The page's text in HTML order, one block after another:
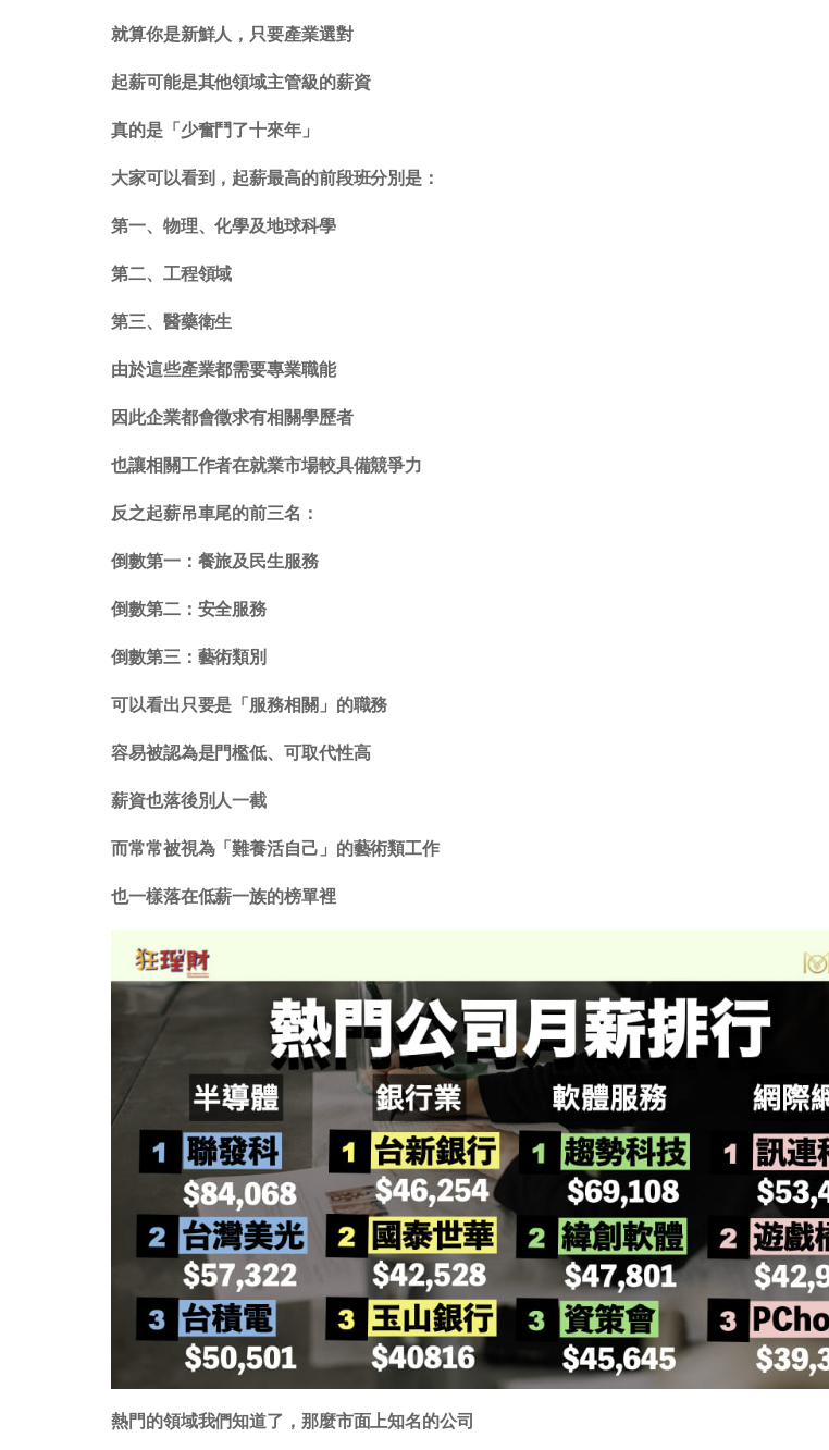
就算你是新鮮人，只要產業選對
起薪可能是其他領域主管級的薪資
真的是「少奮鬥了十來年」
大家可以看到，起薪最高的前段班分別是：
第一、物理、化學及地球科學
第二、工程領域
第三、醫藥衛生
由於這些產業都需要專業職能
因此企業都會徵求有相關學歷者
也讓相關工作者在就業市場較具備競爭力
反之起薪吊車尾的前三名：
倒數第一：餐旅及民生服務
倒數第二：安全服務
倒數第三：藝術類別
可以看出只要是「服務相關」的職務
容易被認為是門檻低、可取代性高
薪資也落後別人一截
而常常被視為「難養活自己」的藝術類工作
也一樣落在低薪一族的榜單裡
熱門的領域我們知道了，那麼市面上知名的公司